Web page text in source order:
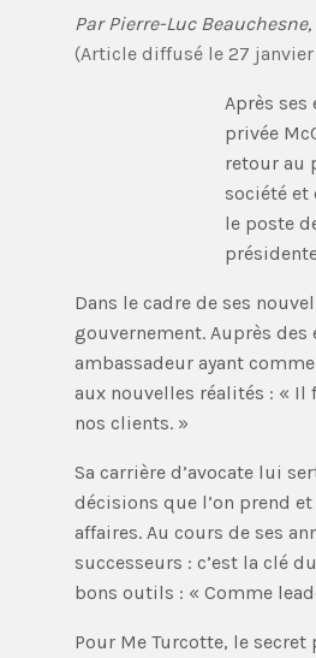
Par Pierre-Luc
(Article diffusé le 27 janvier
Après
privée
retour au
société et
le poste
Dans le cadre de ses
gouvernement. Auprès
ambassadeur ayant
aux nouvelles réalités : « Il
nos clients. »
Sa carrière d’avocate lui
décisions que l’on prend
affaires. Au cours de ses
successeurs : c’est la clé
bons outils : « Comme
Pour Me Turcotte, le